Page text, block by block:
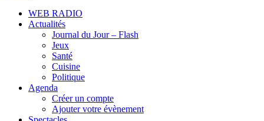
WEB RADIO
Actualités
Journal du Jour – Flash
Jeux
Santé
Cuisine
Politique
Agenda
Créer un compte
Ajouter votre évènement